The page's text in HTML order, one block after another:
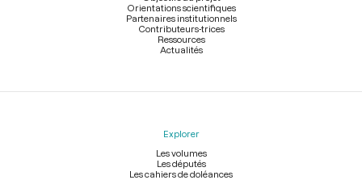
Orientations scientifiques
Partenaires institutionnels
Contributeurs-trices
Ressources
Actualités
Explorer
Les volumes
Les députés
Les cahiers de doléances